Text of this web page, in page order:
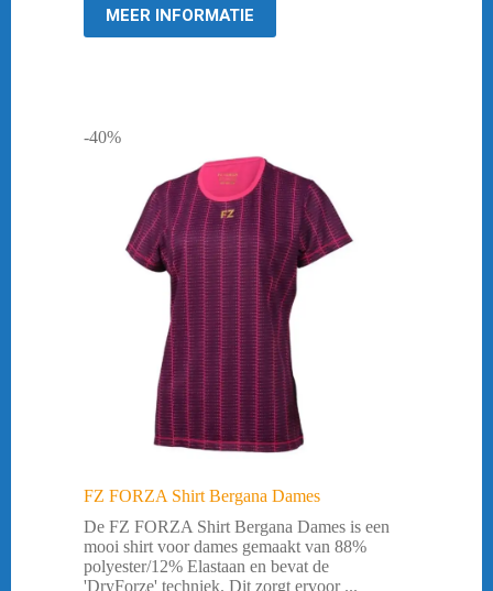
MEER INFORMATIE
-40%
FZ FORZA Shirt Bergana Dames
De FZ FORZA Shirt Bergana Dames is een
mooi shirt voor dames gemaakt van 88%
polyester/12% Elastaan en bevat de
'DryForze' techniek. Dit zorgt ervoor ...